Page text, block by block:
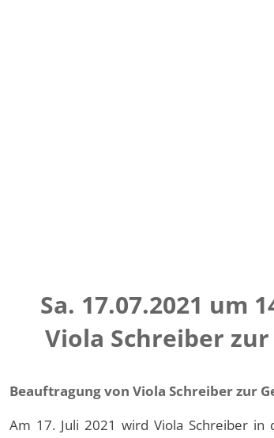
Sa. 17.07.2021 um
Viola Schreiber
Beauftragung von Viola Schreiber zur
Am 17. Juli 2021 wird Viola Schreiber